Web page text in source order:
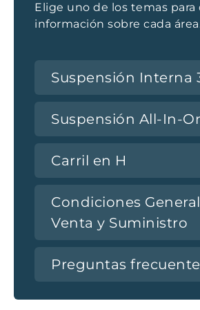
Elige uno de los temas
información sobre cada
Suspensión Interna
Suspensión All-In-
Carril en H
Condiciones
Venta y Suministro
Preguntas